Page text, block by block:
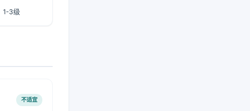
1-3级
不适宜